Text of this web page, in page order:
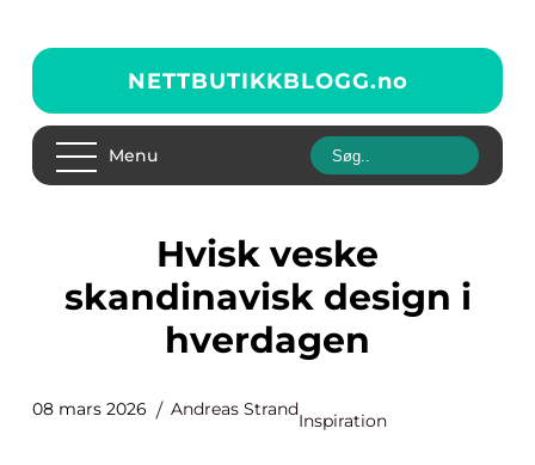
NETTBUTIKKBLOGG.no
Menu
Hvisk veske
skandinavisk design i
hverdagen
08 mars 2026 Andreas Strand
Inspiration